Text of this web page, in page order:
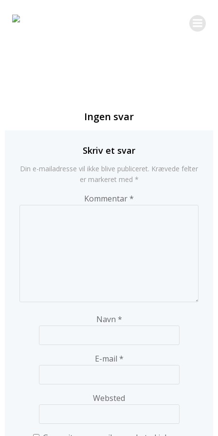
Ingen svar
Skriv et svar
Din e-mailadresse vil ikke blive publiceret. Krævede felter
er markeret med *
Kommentar*
Navn *
E-mail *
Websted